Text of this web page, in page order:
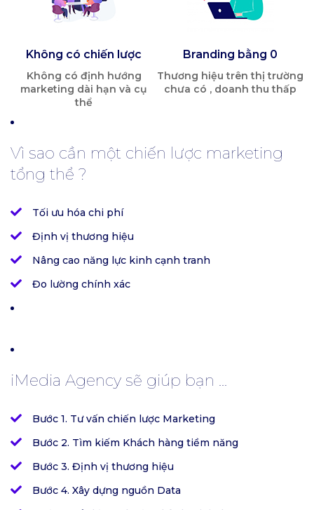
Không có chiến lược
Không có định hướng
marketing dài hạn và cụ
thể
Branding bằng 0
Thương hiệu trên thị trường
chưa có , doanh thu thấp
Vì sao cần một chiến lược marketing
tổng thể ?
Tối ưu hóa chi phí
Định vị thương hiệu
Nâng cao năng lực kinh cạnh tranh
Đo lường chính xác
iMedia Agency sẽ giúp bạn ...
Bước 1. Tư vấn chiến lược Marketing
Bước 2. Tìm kiếm Khách hàng tiềm năng
Bước 3. Định vị thương hiệu
Bước 4. Xây dựng nguồn Data